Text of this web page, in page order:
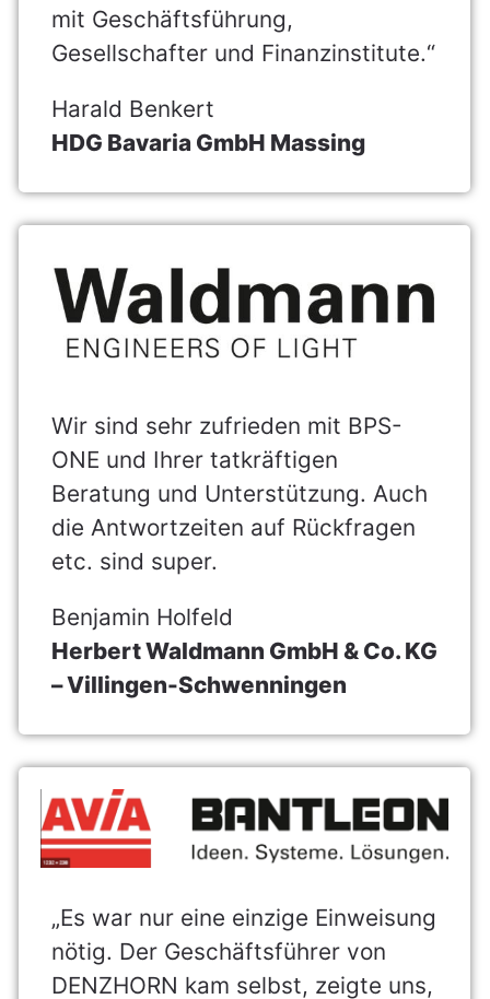
mit Geschäftsführung,
Gesellschafter und Finanzinstitute.“
Harald Benkert
HDG Bavaria GmbH Massing
Wir sind sehr zufrieden mit BPS-
ONE und Ihrer tatkräftigen
Beratung und Unterstützung. Auch
die Antwortzeiten auf Rückfragen
etc. sind super.
Benjamin Holfeld
Herbert Waldmann GmbH & Co. KG
– Villingen-Schwenningen
„Es war nur eine einzige Einweisung
nötig. Der Geschäftsführer von
DENZHORN kam selbst, zeigte uns,